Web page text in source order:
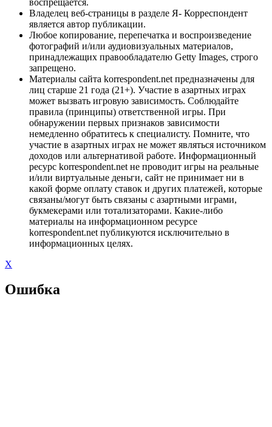
Владелец веб-страницы в разделе Я- Корреспондент
является автор публикации.
Любое копирование, перепечатка и воспроизведение
фотографий и/или аудиовизуальных материалов,
принадлежащих правообладателю Getty Images, строго
запрещено.
Материалы сайта korrespondent.net предназначены для
лиц старше 21 года (21+). Участие в азартных играх
может вызвать игровую зависимость. Соблюдайте
правила (принципы) ответственной игры. При
обнаружении первых признаков зависимости
немедленно обратитесь к специалисту. Помните, что
участие в азартных играх не может являться источником
доходов или альтернативой работе. Информационный
ресурс korrespondent.net не проводит игры на реальные
и/или виртуальные деньги, сайт не принимает ни в
какой форме оплату ставок и других платежей, которые
связаны/могут быть связаны с азартными играми,
букмекерами или тотализаторами. Какие-либо
материалы на информационном ресурсе
korrespondent.net публикуются исключительно в
информационных целях.
X
Ошибка